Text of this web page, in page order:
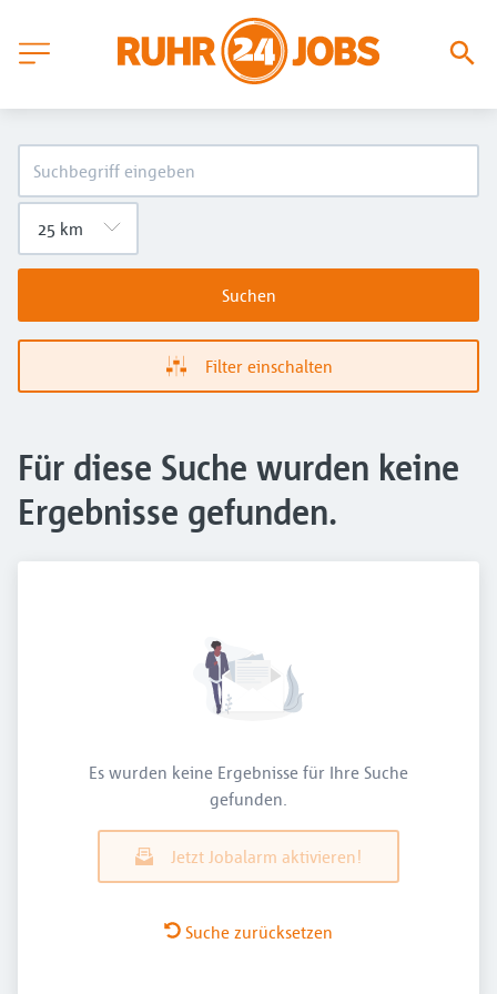
Suchen
Filter einschalten
Für diese Suche wurden keine
Ergebnisse gefunden.
Es wurden keine Ergebnisse für Ihre Suche
gefunden.
Jetzt Jobalarm aktivieren!
Suche zurücksetzen